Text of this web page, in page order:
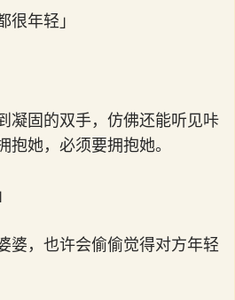
很年轻」
凝固的双手，仿佛还能听见咔
她，必须要拥抱她。
婆，也许会偷偷觉得对方年轻